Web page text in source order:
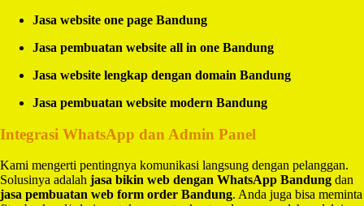
Jasa website one page Bandung
Jasa pembuatan website all in one Bandung
Jasa website lengkap dengan domain Bandung
Jasa pembuatan website modern Bandung
Integrasi WhatsApp dan Admin Panel
Kami mengerti pentingnya komunikasi langsung dengan pelanggan.
Solusinya adalah jasa bikin web dengan WhatsApp Bandung dan
jasa pembuatan web form order Bandung. Anda juga bisa meminta